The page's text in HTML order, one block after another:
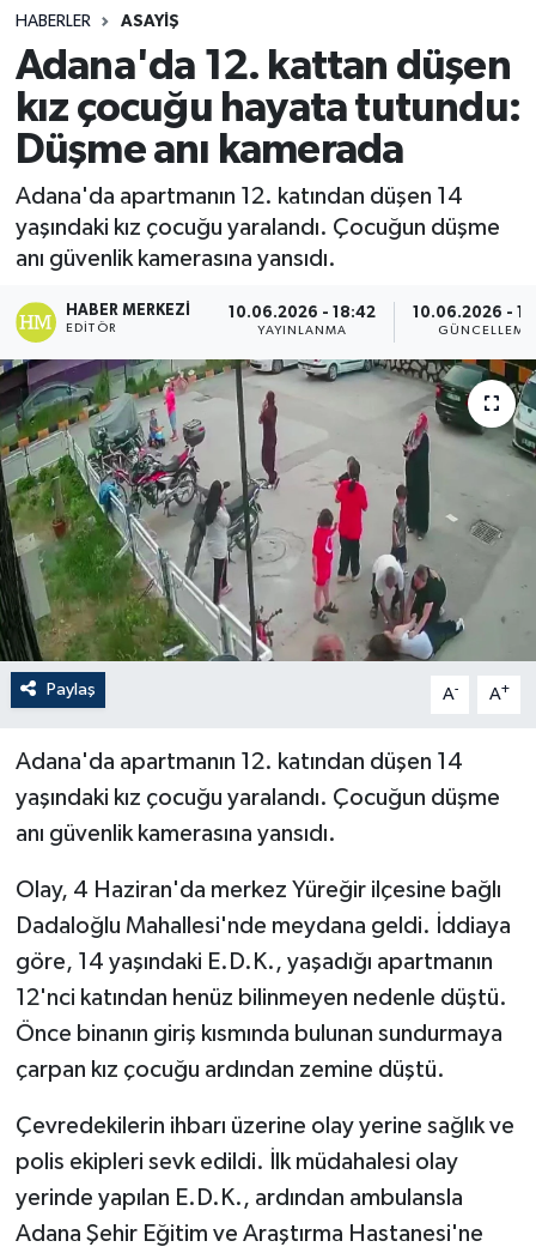
HABERLER ASAYIŞ
Adana'da 12. kattan düşen
kız çocuğu hayata tutundu:
Düşme anı kamerada
Adana'da apartmanın 12. katından düşen 14
yaşındaki kız çocuğu yaralandı. Çocuğun düşme
anı güvenlik kamerasına yansıdı.
HABER MERKEZI
EDITÖR
10.06.2026 - 18:42
YAYINLANMA
10.06.2026 -
GÜNCELLEME
Paylaş A- A+
Adana'da apartmanın 12. katından düşen 14
yaşındaki kız çocuğu yaralandı. Çocuğun düşme
anı güvenlik kamerasına yansıdı.
Olay, 4 Haziran'da merkez Yüreğir ilçesine bağlı
Dadaloğlu Mahallesi'nde meydana geldi. İddiaya
göre, 14 yaşındaki E.D.K., yaşadığı apartmanın
12'nci katından henüz bilinmeyen nedenle düştü.
Önce binanın giriş kısmında bulunan sundurmaya
çarpan kız çocuğu ardından zemine düştü.
Çevredekilerin ihbarı üzerine olay yerine sağlık ve
polis ekipleri sevk edildi. İlk müdahalesi olay
yerinde yapılan E.D.K., ardından ambulansla
Adana Şehir Eğitim ve Araştırma Hastanesi'ne
Teknoloji
Yaşam